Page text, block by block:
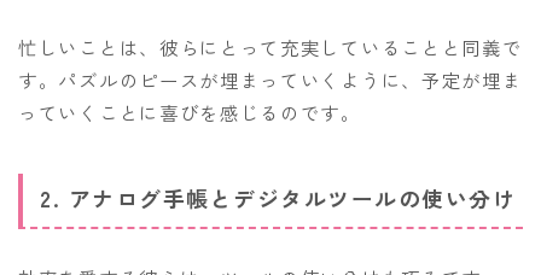
忙しいことは、彼らにとって充実していることと同義で
す。パズルのピースが埋まっていくように、予定が埋ま
っていくことに喜びを感じるのです。
2. アナログ手帳とデジタルツールの使い分け